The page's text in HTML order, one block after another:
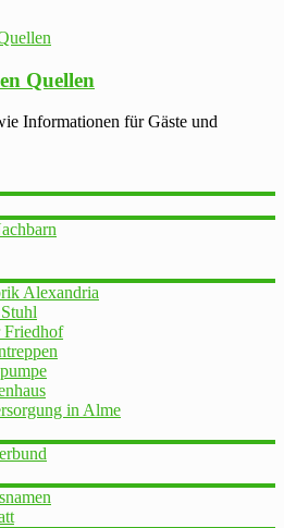
Quellen
Informationen für Gäste und
Alexandria
Friedhof
in Alme